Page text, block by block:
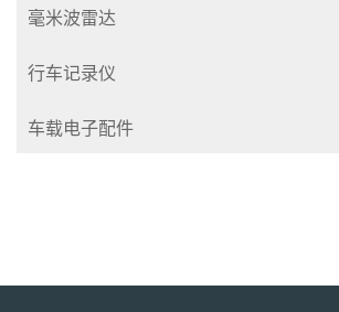
毫米波雷达
行车记录仪
车载电子配件